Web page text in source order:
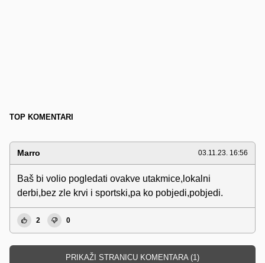
TOP KOMENTARI
Marro 03.11.23. 16:56
Baš bi volio pogledati ovakve utakmice,lokalni
derbi,bez zle krvi i sportski,pa ko pobjedi,pobjedi.
2 0
PRIKAŽI STRANICU KOMENTARA (1)